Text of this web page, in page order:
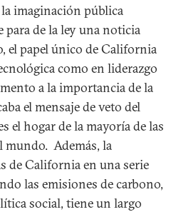
imaginación pública
de la ley una noticia
el papel único de California
como en liderazgo
a la importancia de la
el mensaje de veto del
el hogar de la mayoría de las
mundo. Además, la
de California en una serie
las emisiones de carbono,
social, tiene un largo